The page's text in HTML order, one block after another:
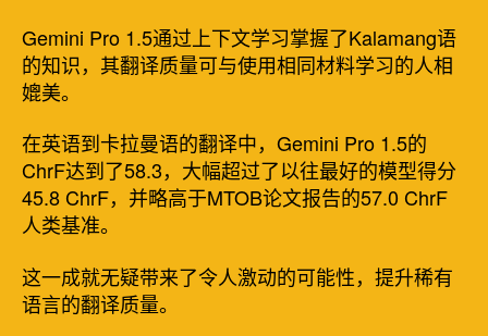
Gemini Pro 1.5通过上下文学习掌握了Kalamang语
的知识，其翻译质量可与使用相同材料学习的人相
媲美。
在英语到卡拉曼语的翻译中，Gemini Pro 1.5的
ChrF达到了58.3，大幅超过了以往最好的模型得分
45.8 ChrF，并略高于MTOB论文报告的57.0 ChrF
人类基准。
这一成就无疑带来了令人激动的可能性，提升稀有
语言的翻译质量。